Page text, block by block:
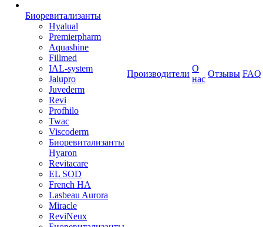
Биоревитализанты
Hyalual
Premierpharm
Aquashine
Fillmed
IAL-system
Jalupro
Juvederm
Revi
Profhilo
Twac
Viscoderm
Биоревитализанты
Hyaron
Revitacare
EL SOD
French HA
Lasbeau Aurora
Miracle
ReviNeux
Производители
О
нас
Отзывы FAQ